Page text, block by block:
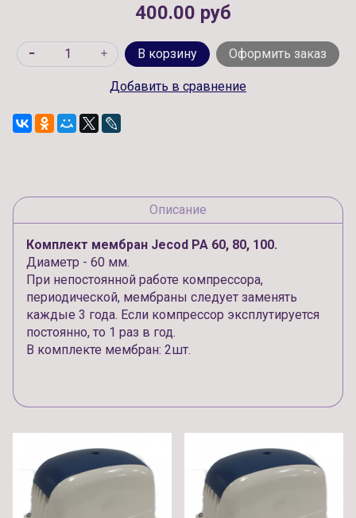
400.00 руб
В корзину Оформить заказ
Добавить в сравнение
Описание
Комплект мембран Jecod PA 60, 80, 100.
Диаметр - 60 мм.
При непостоянной работе компрессора,
периодической, мембраны следует заменять
каждые 3 года. Если компрессор эксплутируется
постоянно, то 1 раз в год.
В комплекте мембран: 2шт.